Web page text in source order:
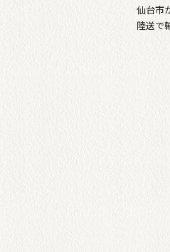
仙台市
陸送で